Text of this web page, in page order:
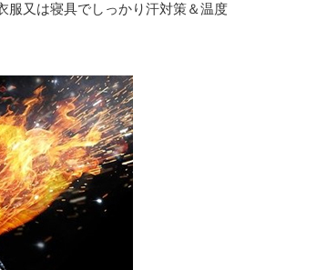
服又は寝具でしっかり汗対策＆温度